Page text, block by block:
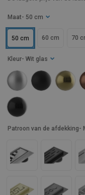
Maat - 50 cm
50 cm 60 cm 70
Kleur - Wit glas
Patroon van de afdekking